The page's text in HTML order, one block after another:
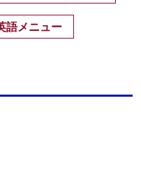
語メニュー